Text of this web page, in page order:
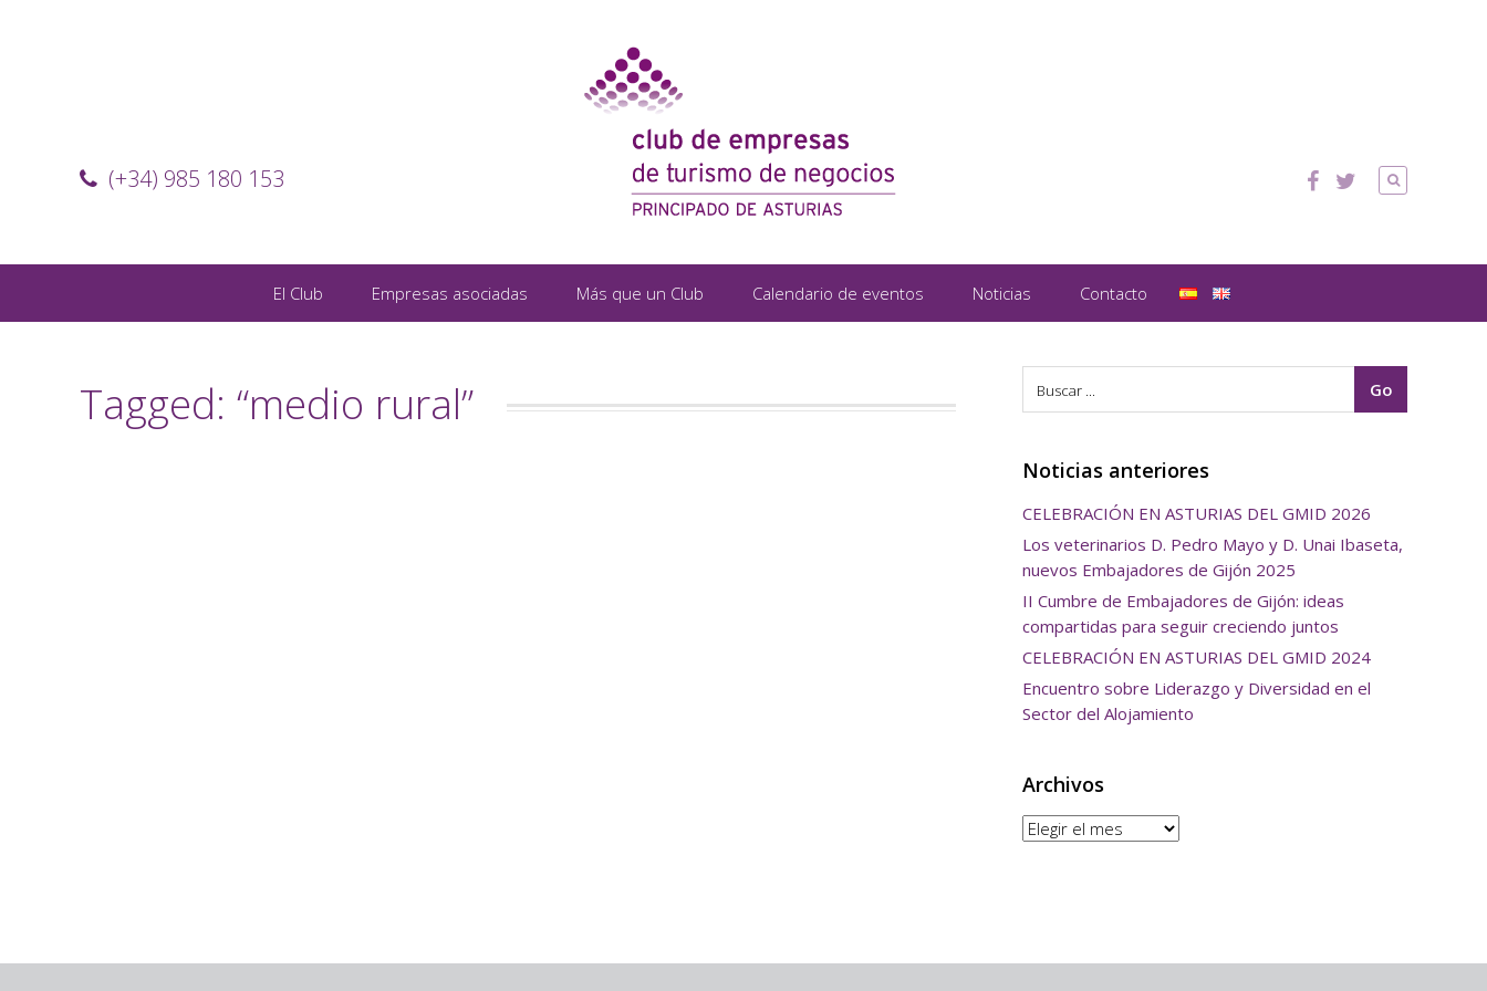
(+34) 985 180 153
El Club Empresas asociadas Más que un Club Calendario de eventos Noticias Contacto
Tagged: “medio rural”
Noticias anteriores
CELEBRACIÓN EN ASTURIAS DEL GMID 2026
Los veterinarios D. Pedro Mayo y D. Unai Ibaseta,
nuevos Embajadores de Gijón 2025
II Cumbre de Embajadores de Gijón: ideas
compartidas para seguir creciendo juntos
CELEBRACIÓN EN ASTURIAS DEL GMID 2024
Encuentro sobre Liderazgo y Diversidad en el
Sector del Alojamiento
Archivos
Archivos